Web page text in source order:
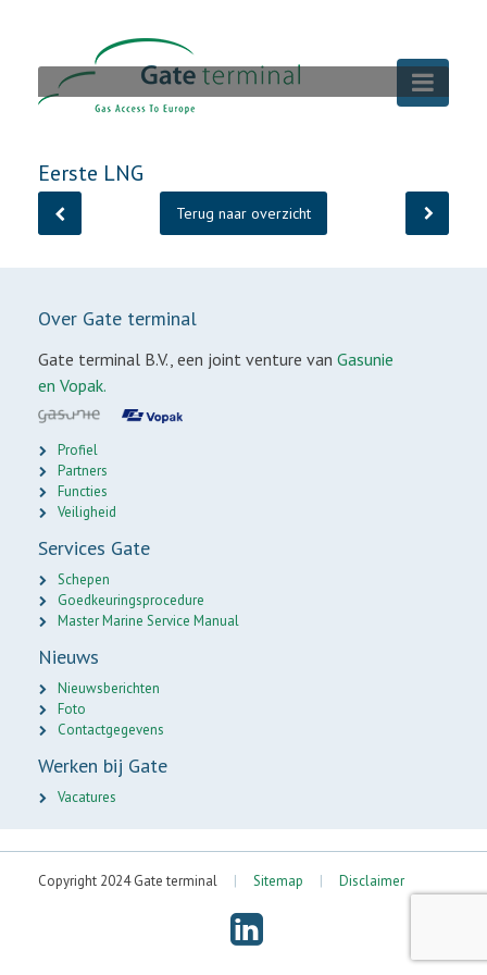
Eerste LNG
Terug naar overzicht
Over Gate terminal
Gate terminal B.V., een joint venture van Gasunie
en Vopak.
Profiel
Partners
Functies
Veiligheid
Services Gate
Schepen
Goedkeuringsprocedure
Master Marine Service Manual
Nieuws
Nieuwsberichten
Foto
Contactgegevens
Werken bij Gate
Vacatures
Copyright 2024 Gate terminal | Sitemap | Disclaimer